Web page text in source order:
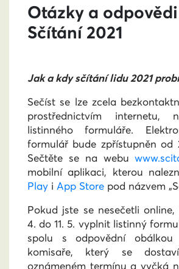
Otázky a
Sčítání 2021
Jak a kdy sčítání lidu 2021
Sečíst se lze zcela
prostřednictvím internetu,
listinného formuláře.
formulář bude zpřístupněn od
Sečtěte se na webu
mobilní aplikaci, kterou
Play i App Store pod názvem
Pokud jste se nesečetli online,
4. do 11. 5. vyplnit listinný
spolu s odpovědní
komisaře, který se
oznámeném termínu a vyčká